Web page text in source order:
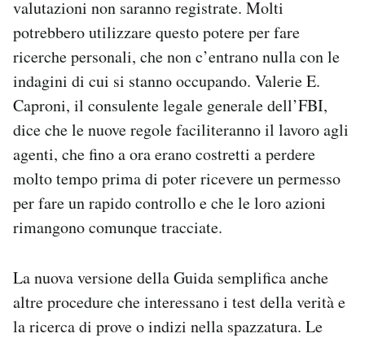
valutazioni non saranno registrate. Molti
potrebbero utilizzare questo potere per fare
ricerche personali, che non c’entrano nulla con le
indagini di cui si stanno occupando. Valerie E.
Caproni, il consulente legale generale dell’FBI,
dice che le nuove regole faciliteranno il lavoro agli
agenti, che fino a ora erano costretti a perdere
molto tempo prima di poter ricevere un permesso
per fare un rapido controllo e che le loro azioni
rimangono comunque tracciate.
La nuova versione della Guida semplifica anche
altre procedure che interessano i test della verità e
la ricerca di prove o indizi nella spazzatura. Le